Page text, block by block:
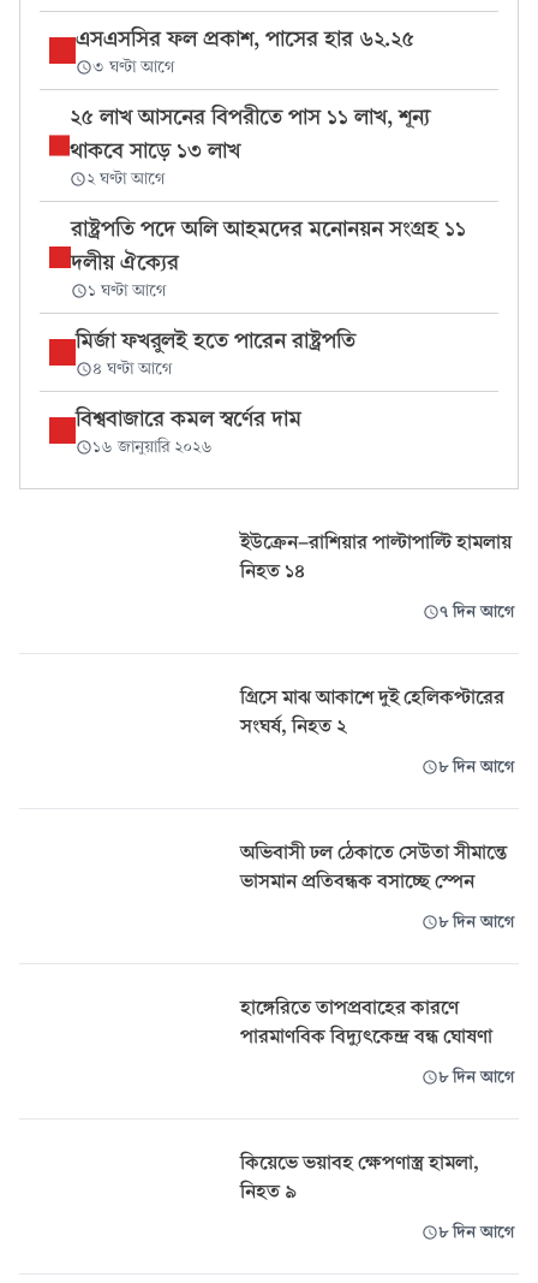
এসএসসির ফল প্রকাশ, পাসের হার ৬২.২৫
৩ ঘণ্টা আগে
২৫ লাখ আসনের বিপরীতে পাস ১১ লাখ, শূন্য
থাকবে সাড়ে ১৩ লাখ
২ ঘণ্টা আগে
রাষ্ট্রপতি পদে অলি আহমদের মনোনয়ন সংগ্রহ ১১
দলীয় ঐক্যের
১ ঘণ্টা আগে
মির্জা ফখরুলই হতে পারেন রাষ্ট্রপতি
৪ ঘণ্টা আগে
বিশ্ববাজারে কমল স্বর্ণের দাম
১৬ জানুয়ারি ২০২৬
ইউক্রেন-রাশিয়ার পাল্টাপাল্টি হামলায়
নিহত ১৪
৭ দিন আগে
গ্রিসে মাঝ আকাশে দুই হেলিকপ্টারের
সংঘর্ষ, নিহত ২
৮ দিন আগে
অভিবাসী ঢল ঠেকাতে সেউতা সীমান্তে
ভাসমান প্রতিবন্ধক বসাচ্ছে স্পেন
৮ দিন আগে
হাঙ্গেরিতে তাপপ্রবাহের কারণে
পারমাণবিক বিদ্যুৎকেন্দ্র বন্ধ ঘোষণা
৮ দিন আগে
কিয়েভে ভয়াবহ ক্ষেপণাস্ত্র হামলা,
নিহত ৯
৮ দিন আগে